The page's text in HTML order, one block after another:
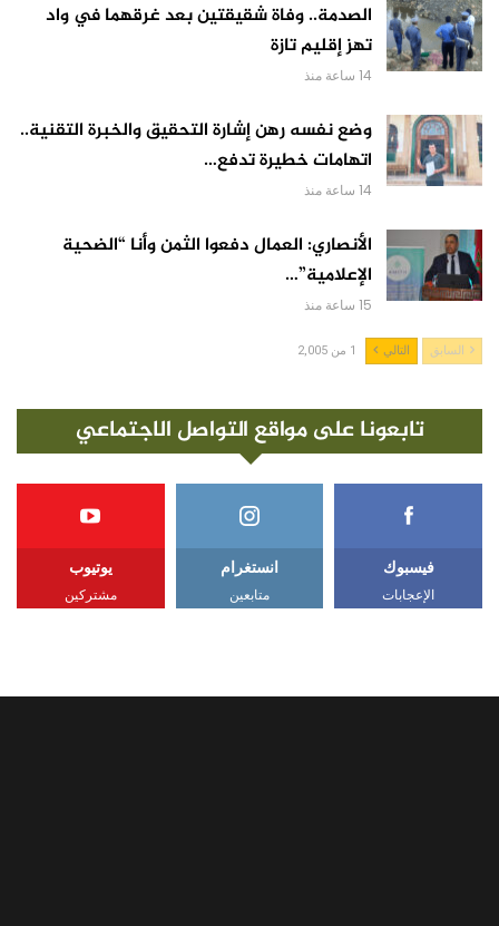
الصدمة.. وفاة شقيقتين بعد غرقهما في واد
تهز إقليم تازة
14 ساعة منذ
وضع نفسه رهن إشارة التحقيق والخبرة التقنية..
اتهامات خطيرة تدفع…
14 ساعة منذ
الأنصاري: العمال دفعوا الثمن وأنا “الضحية
الإعلامية”…
15 ساعة منذ
السابق التالي 1 من 2,005
تابعونا على مواقع التواصل الاجتماعي
فيسبوك
الإعجابات
انستغرام
متابعين
يوتيوب
مشتركين